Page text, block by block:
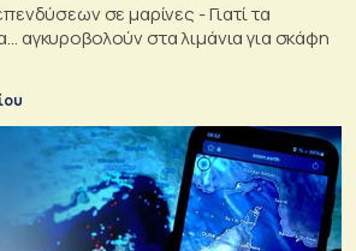
σε μαρίνες - Γιατί τα
αγκυροβολούν στα λιμάνια για σκάφη